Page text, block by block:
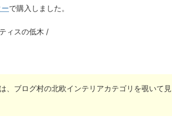
で購入しました。
ィスの低木 /